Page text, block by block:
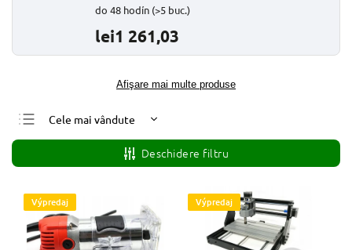
do 48 hodín (>5 buc.)
lei1 261,03
Afişare mai multe produse
Cele mai vândute
Cele mai ieftine
Cele mai scumpe
Alfabetic
Deschidere filtru
Výpredaj Výpredaj